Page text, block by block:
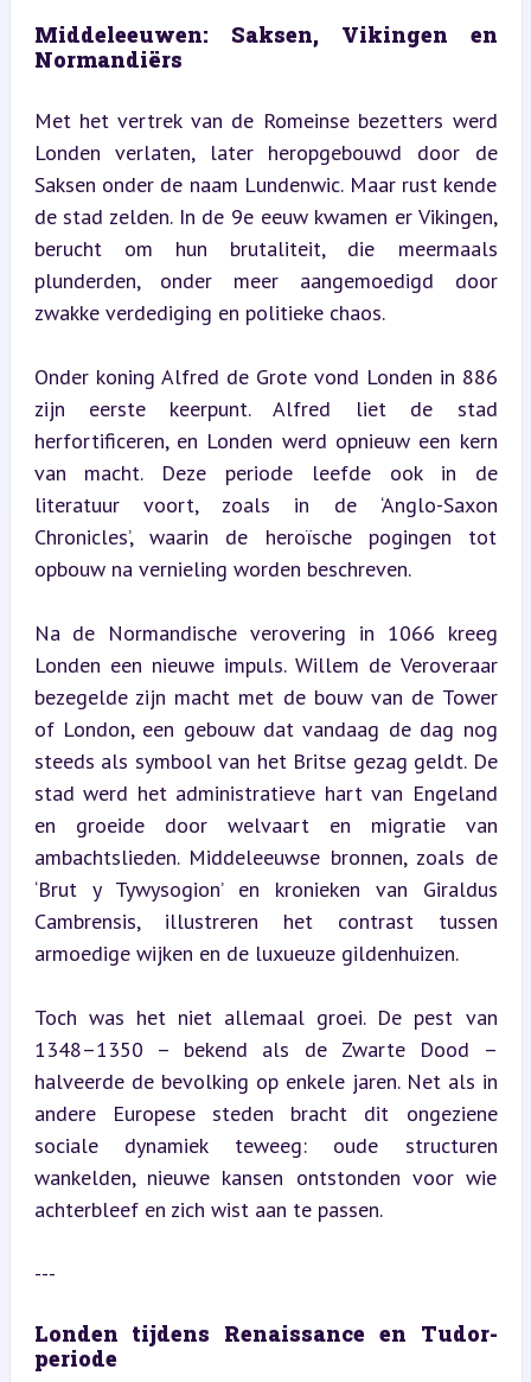
Middeleeuwen: Saksen, Vikingen en
Normandiërs
Met het vertrek van de Romeinse bezetters werd
Londen verlaten, later heropgebouwd door de
Saksen onder de naam Lundenwic. Maar rust kende
de stad zelden. In de 9e eeuw kwamen er Vikingen,
berucht om hun brutaliteit, die meermaals
plunderden, onder meer aangemoedigd door
zwakke verdediging en politieke chaos.
Onder koning Alfred de Grote vond Londen in 886
zijn eerste keerpunt. Alfred liet de stad
herfortificeren, en Londen werd opnieuw een kern
van macht. Deze periode leefde ook in de
literatuur voort, zoals in de ‘Anglo-Saxon
Chronicles’, waarin de heroïsche pogingen tot
opbouw na vernieling worden beschreven.
Na de Normandische verovering in 1066 kreeg
Londen een nieuwe impuls. Willem de Veroveraar
bezegelde zijn macht met de bouw van de Tower
of London, een gebouw dat vandaag de dag nog
steeds als symbool van het Britse gezag geldt. De
stad werd het administratieve hart van Engeland
en groeide door welvaart en migratie van
ambachtslieden. Middeleeuwse bronnen, zoals de
‘Brut y Tywysogion’ en kronieken van Giraldus
Cambrensis, illustreren het contrast tussen
armoedige wijken en de luxueuze gildenhuizen.
Toch was het niet allemaal groei. De pest van
1348–1350 – bekend als de Zwarte Dood –
halveerde de bevolking op enkele jaren. Net als in
andere Europese steden bracht dit ongeziene
sociale dynamiek teweeg: oude structuren
wankelden, nieuwe kansen ontstonden voor wie
achterbleef en zich wist aan te passen.
---
Londen tijdens Renaissance en Tudor-
periode